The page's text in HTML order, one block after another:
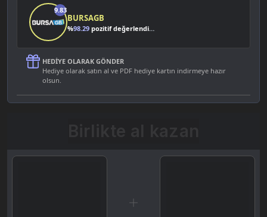
9.83
BURSAGB
%98.29 pozitif değerlendirme
HEDIYE OLARAK GÖNDER
Hediye olarak satın al ve PDF hediye kartın indirmeye hazır
olsun.